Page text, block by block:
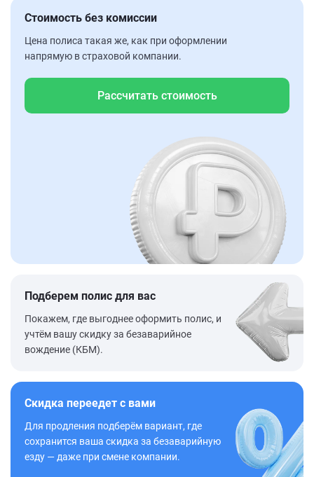
Стоимость без комиссии
Цена полиса такая же, как при оформлении
напрямую в страховой компании.
Рассчитать стоимость
Подберем полис для вас
Покажем, где выгоднее оформить полис, и
учтём вашу скидку за безаварийное
вождение (КБМ).
Скидка переедет с вами
Для продления подберём вариант, где
сохранится ваша скидка за безаварийную
езду — даже при смене компании.